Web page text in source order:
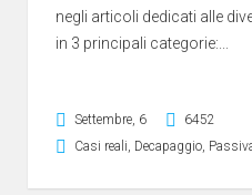
negli articoli dedicati alle
in 3 principali categorie:...
Settembre, 6
6452
Casi reali Decapaggio